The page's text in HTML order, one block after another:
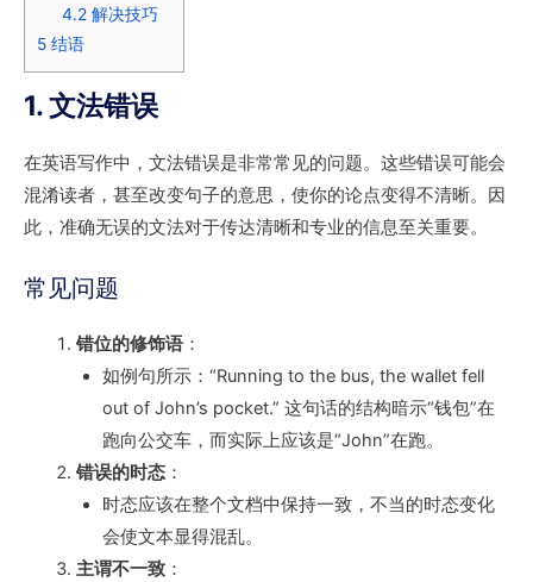
4.2解决技巧
5 结语
1. 文法错误
在英语写作中，文法错误是非常常见的问题。这些错误可能会
混淆读者，甚至改变句子的意思，使你的论点变得不清晰。因
此，准确无误的文法对于传达清晰和专业的信息至关重要。
常见问题
错位的修饰语：
如例句所示：“Running to the bus, the wallet fell
out of John’s pocket.” 这句话的结构暗示“钱包”在
跑向公交车，而实际上应该是“John”在跑。
错误的时态：
时态应该在整个文档中保持一致，不当的时态变化
会使文本显得混乱。
主谓不一致：